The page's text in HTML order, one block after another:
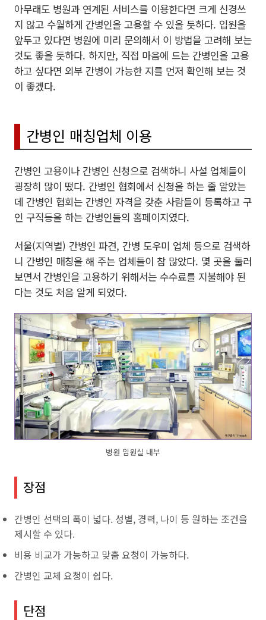
아무래도 병원과 연계된 서비스를 이용한다면 크게 신경쓰
지 않고 수월하게 간병인을 고용할 수 있을 듯하다. 입원을
앞두고 있다면 병원에 미리 문의해서 이 방법을 고려해 보는
것도 좋을 듯하다. 하지만, 직접 마음에 드는 간병인을 고용
하고 싶다면 외부 간병이 가능한 지를 먼저 확인해 보는 것
이 좋겠다.
간병인 매칭업체 이용
간병인 고용이나 간병인 신청으로 검색하니 사설 업체들이
굉장히 많이 떴다. 간병인 협회에서 신청을 하는 줄 알았는
데 간병인 협회는 간병인 자격을 갖춘 사람들이 등록하고 구
인 구직등을 하는 간병인들의 홈페이지였다.
서울(지역별) 간병인 파견, 간병 도우미 업체 등으로 검색하
니 간병인 매칭을 해 주는 업체들이 참 많았다. 몇 곳을 둘러
보면서 간병인을 고용하기 위해서는 수수료를 지불해야 된
다는 것도 처음 알게 되었다.
병원 입원실 내부
장점
간병인 선택의 폭이 넓다. 성별, 경력, 나이 등 원하는 조건을
제시할 수 있다.
비용 비교가 가능하고 맞춤 요청이 가능하다.
간병인 교체 요청이 쉽다.
단점